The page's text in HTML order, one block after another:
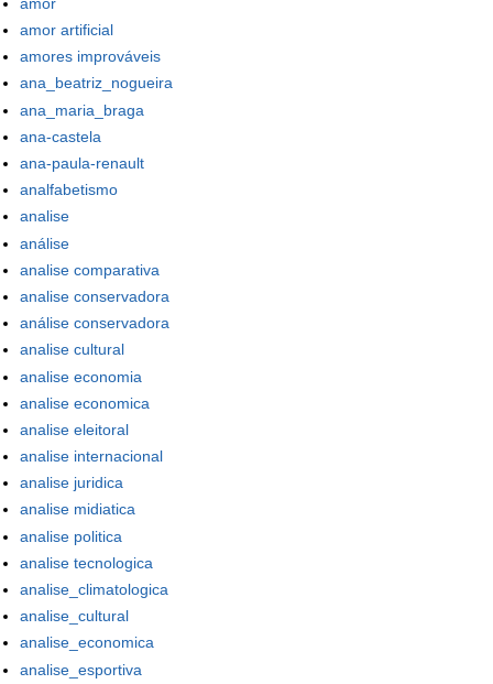
amor artificial
amores improváveis
ana_beatriz_nogueira
ana_maria_braga
ana-castela
ana-paula-renault
analfabetismo
analise
análise
analise comparativa
analise conservadora
análise conservadora
analise cultural
analise economia
analise economica
analise eleitoral
analise internacional
analise juridica
analise midiatica
analise politica
analise tecnologica
analise_climatologica
analise_cultural
analise_economica
analise_esportiva